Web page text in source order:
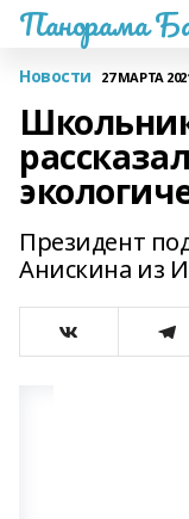
Панорама
Новости 27 МАРТА
Президент
Анискина из